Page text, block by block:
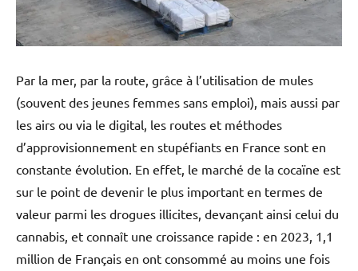
Par la mer, par la route, grâce à l’utilisation de mules
(souvent des jeunes femmes sans emploi), mais aussi par
les airs ou via le digital, les routes et méthodes
d’approvisionnement en stupéfiants en France sont en
constante évolution. En effet, le marché de la cocaïne est
sur le point de devenir le plus important en termes de
valeur parmi les drogues illicites, devançant ainsi celui du
cannabis, et connaît une croissance rapide : en 2023, 1,1
million de Français en ont consommé au moins une fois